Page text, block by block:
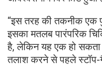
“इस तरह की तकनीक
इसका मतलब पारंपरिक
है, लेकिन यह एक हो सकता
तलाश करने से पहले स्टॉप-